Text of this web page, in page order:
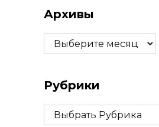
Архивы
Архивы
Рубрики
Рубрики